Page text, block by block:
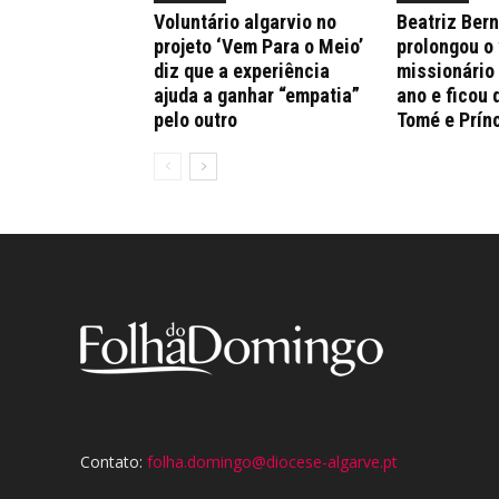
Voluntário algarvio no
projeto ‘Vem Para o Meio’
diz que a experiência
ajuda a ganhar “empatia”
pelo outro
Beatriz
prolongou
missionário
ano e ficou
Tomé e
Contato: folha.domingo@diocese-algarve.pt